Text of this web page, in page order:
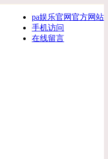
pa娱乐官网官方网站
手机访问
在线留言